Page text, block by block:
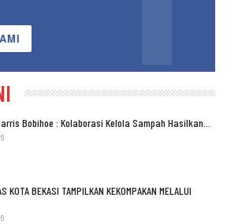
Bobihoe : Kolaborasi Kelola Sampah Hasilkan…
KOTA BEKASI TAMPILKAN KEKOMPAKAN MELALUI